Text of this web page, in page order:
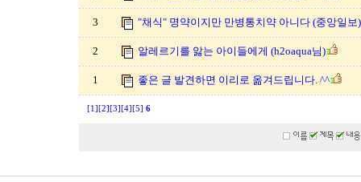
3 "채식" 명약이지만 만병통치약 아니다 (중앙일보)
2 알레르기를 앓는 아이들에게 (h2oaqua님)
1 좋은 글 발견하면 이리로 옮겨드립니다. ^^
[1] [2] [3] [4] [5] 6